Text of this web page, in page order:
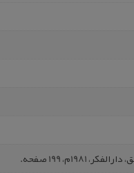
199 صفحه.